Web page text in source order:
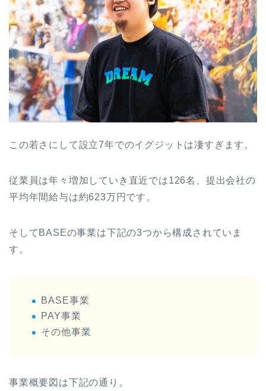
この若さにして設立7年でのイグジットは凄すぎます。
従業員は年々増加していき直近では126名、提出会社の
平均年間給与は約623万円です。
そしてBASEの事業は下記の3つから構成されていま
す。
BASE事業
PAY事業
その他事業
事業概要図は下記の通り。